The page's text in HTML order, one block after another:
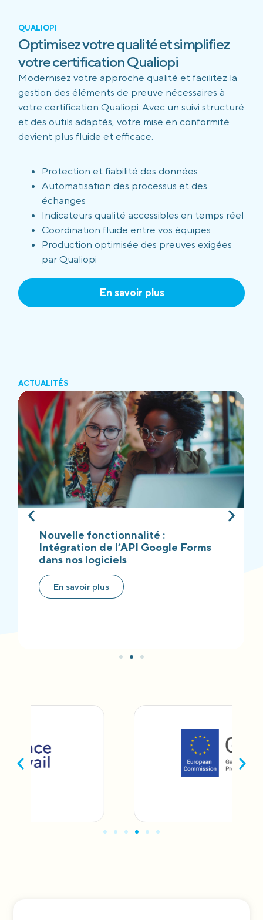
QUALIOPI
Optimisez votre qualité et simplifiez
votre certification Qualiopi
Modernisez votre approche qualité et facilitez la
gestion des éléments de preuve nécessaires à
votre certification Qualiopi. Avec un suivi structuré
et des outils adaptés, votre mise en conformité
devient plus fluide et efficace.
Protection et fiabilité des données
Automatisation des processus et des
échanges
Indicateurs qualité accessibles en temps réel
Coordination fluide entre vos équipes
Production optimisée des preuves exigées
par Qualiopi
En savoir plus
ACTUALITÉS
Nouvelle fonctionnalité :
Intégration de l’API Google Forms
dans nos logiciels
En savoir plus